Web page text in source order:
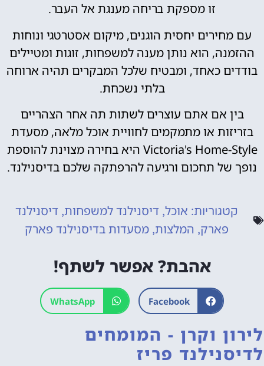
זו מספקת בריחה מענגת אל העבר.
עם מחירים יחסית הוגנים, מיקום אסטרטגי ונוחות
ההזמנה, הוא נותן מענה למשפחות, זוגות ומטיילים
בודדים כאחד, ומבטיח שלכל המבקרים תהיה ארוחה
בלתי נשכחת.
בין אם אתם עוצרים לשתות תה אחר הצהריים
בזריזות או מתמקמים לחוויית אוכל מלאה, מסעדת
Victoria's Home-Style היא בחירה מצוינת להוספת
נופך של תחכום ורגיעה להרפתקה שלכם בדיסנילנד.
קטגוריות: אוכל, דיסנילנד למשפחות, דיסנילנד
פארק, המלצות,מסעדות בדיסנילנד פארק
אהבת? אפשר לשתף!
Facebook
WhatsApp
לירון וקרן - המומחים
לדיסנילנד פריז